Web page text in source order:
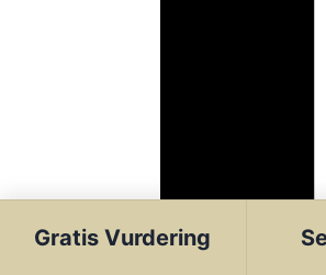
Gratis Vurdering